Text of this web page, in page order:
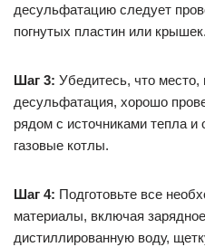
десульфатацию следует
погнутых пластин или крышек.
Шаг 3: Убедитесь, что место,
десульфатация, хорошо
рядом с источниками тепла и
газовые котлы.
Шаг 4: Подготовьте все
материалы, включая
дистиллированную воду,